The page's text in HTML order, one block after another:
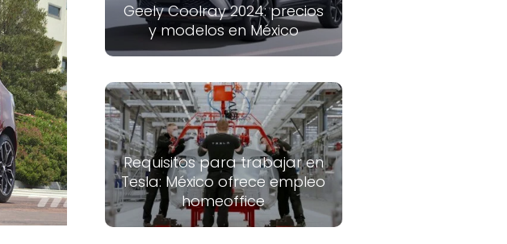
Geely Coolray 2024: precios
y modelos en México
Requisitos para trabajar en
Tesla: México ofrece empleo
homeoffice